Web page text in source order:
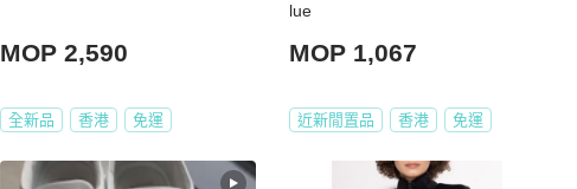
MOP 2,590
全新品 香港 免運
lue
MOP 1,067
近新閒置品 香港 免運